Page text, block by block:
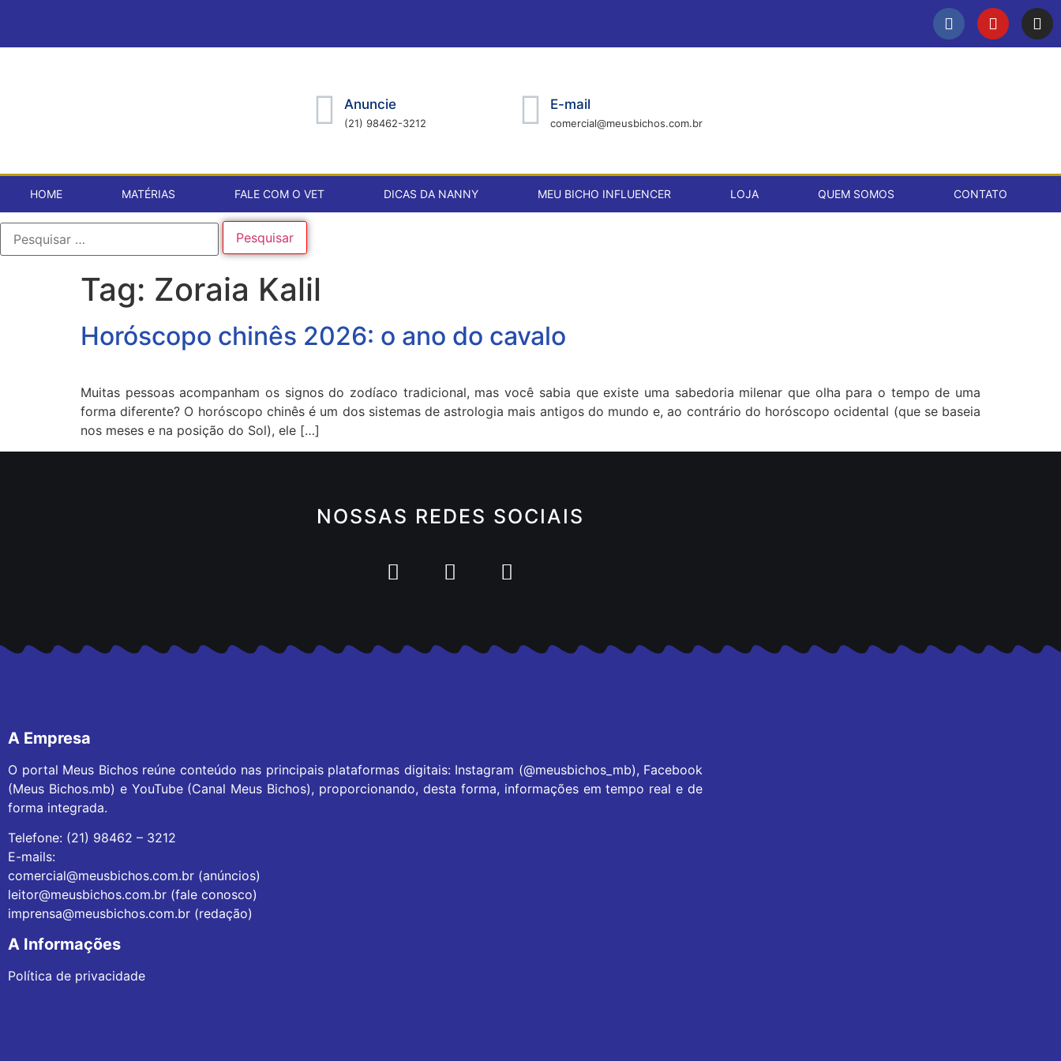
Anuncie
(21) 98462-3212
E-mail
comercial@meusbichos.com.br
HOME MATÉRIAS FALE COM O VET DICAS DA NANNY MEU BICHO INFLUENCER LOJA QUEM SOMOS CONTATO
Tag: Zoraia Kalil
Horóscopo chinês 2026: o ano do cavalo
Muitas pessoas acompanham os signos do zodíaco tradicional, mas você sabia que existe uma sabedoria milenar que olha para o tempo de uma
forma diferente? O horóscopo chinês é um dos sistemas de astrologia mais antigos do mundo e, ao contrário do horóscopo ocidental (que se baseia
nos meses e na posição do Sol), ele […]
NOSSAS REDES SOCIAIS
A Empresa
O portal Meus Bichos reúne conteúdo nas principais plataformas digitais: Instagram (@meusbichos_mb), Facebook
(Meus Bichos.mb) e YouTube (Canal Meus Bichos), proporcionando, desta forma, informações em tempo real e de
forma integrada.
Telefone: (21) 98462 – 3212
E-mails:
comercial@meusbichos.com.br (anúncios)
leitor@meusbichos.com.br (fale conosco)
imprensa@meusbichos.com.br (redação)
A Informações
Política de privacidade